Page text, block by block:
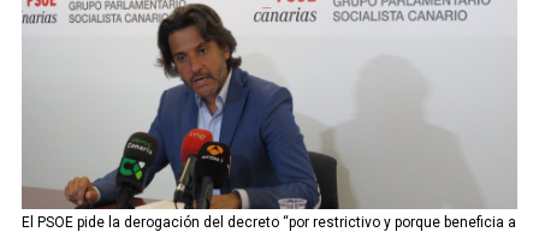
Twitter
El PSOE pide la derogación del decreto “por restrictivo y porque beneficia a